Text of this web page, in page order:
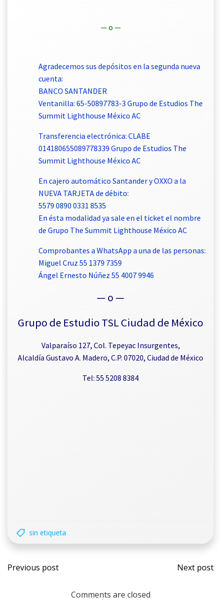
— o —
Agradecemos sus depósitos en la segunda nueva
cuenta:
BANCO SANTANDER
Ventanilla: 65-50897783-3 Grupo de Estudios The
Summit Lighthouse México AC
Transferencia electrónica: CLABE
014180655089778339 Grupo de Estudios The
Summit Lighthouse México AC
En cajero automático Santander y OXXO a la
NUEVA TARJETA de débito:
5579 0890 0331 8535
En ésta modalidad ya sale en el ticket el nombre
de Grupo The Summit Lighthouse México AC
Comprobantes a WhatsApp a una de las personas:
Miguel Cruz 55 1379 7359
Ángel Ernesto Núñez 55 4007 9946
— o —
Grupo de Estudio TSL Ciudad de México
Valparaíso 127, Col. Tepeyac Insurgentes,
Alcaldía Gustavo A. Madero, C.P. 07020, Ciudad de México
Tel: 55 5208 8384
sin etiqueta
Navegación
Previous post Next post
Comments are closed